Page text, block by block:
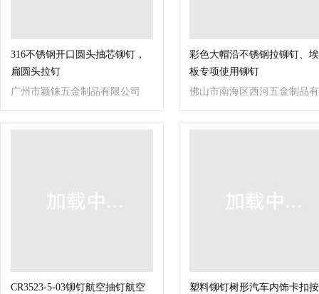
316不锈钢开口圆头抽芯铆钉，
扁圆头拉钉
广州市颖铼五金制品有限公司
彩色大帽沿不锈钢拉铆钉、
板专项使用铆钉
佛山市南海区西河五金制品有
限公司
CR3523-5-03铆钉航空抽钉航空
塑料铆钉树形汽车内饰卡扣